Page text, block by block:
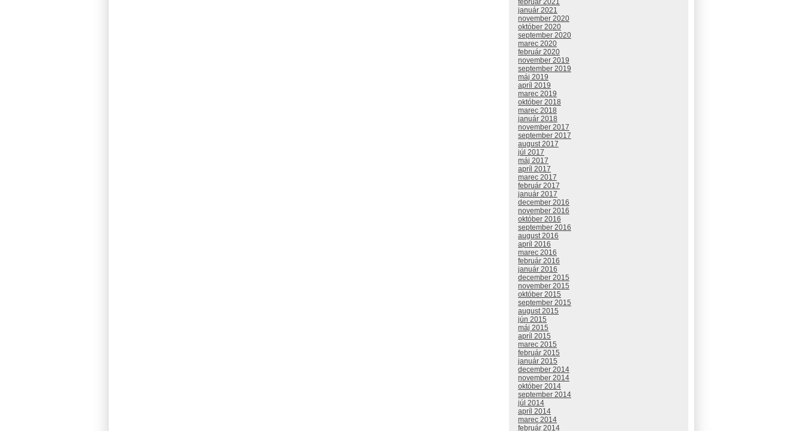
február 2021
január 2021
november 2020
október 2020
september 2020
marec 2020
február 2020
november 2019
september 2019
máj 2019
apríl 2019
marec 2019
október 2018
marec 2018
január 2018
november 2017
september 2017
august 2017
júl 2017
máj 2017
apríl 2017
marec 2017
február 2017
január 2017
december 2016
november 2016
október 2016
september 2016
august 2016
apríl 2016
marec 2016
február 2016
január 2016
december 2015
november 2015
október 2015
september 2015
august 2015
jún 2015
máj 2015
apríl 2015
marec 2015
február 2015
január 2015
december 2014
november 2014
október 2014
september 2014
júl 2014
apríl 2014
marec 2014
február 2014